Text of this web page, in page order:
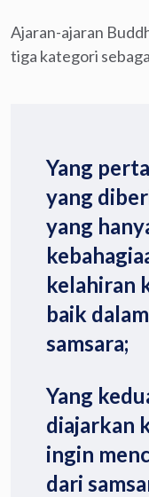
Ajaran-ajaran
tiga kategori
Yang
yang
yang
kelahiran
baik
samsara;
Yang
diajarkan
ingin
dari